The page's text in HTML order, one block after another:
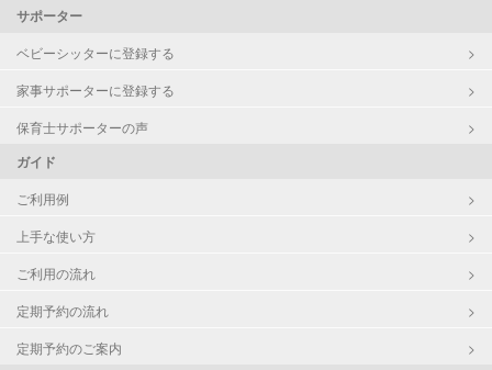
サポーター
ベビーシッターに登録する
家事サポーターに登録する
保育士サポーターの声
ガイド
ご利用例
上手な使い方
ご利用の流れ
定期予約の流れ
定期予約のご案内